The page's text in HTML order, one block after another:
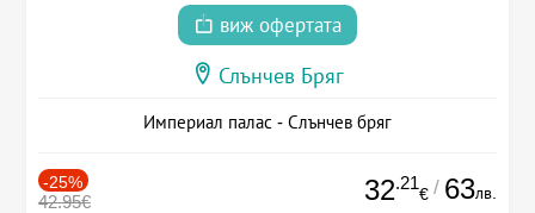
виж офертата
Слънчев Бряг
Империал палас - Слънчев бряг
-25%
42.95€ 32.21
€ / 63лв.